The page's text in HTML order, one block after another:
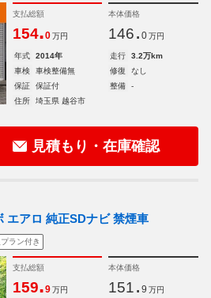
支払総額
154.0 万円
本体価格
146. 0 万円
年式 2014年 走行
3.2万km
車検
車検整備無 修復
なし
保証
保証付 整備
-
住所
埼玉県 越谷市
見積もり・在庫確認
エアロ 純正SDナビ 禁煙車
ラン付き
支払総額
159.9 万円
本体価格
151. 9 万円